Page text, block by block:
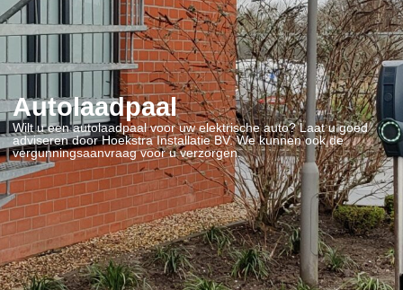
Autolaadpaal
Wilt u een autolaadpaal voor uw elektrische auto? Laat u goed
adviseren door Hoekstra Installatie BV. We kunnen ook de
vergunningsaanvraag voor u verzorgen.